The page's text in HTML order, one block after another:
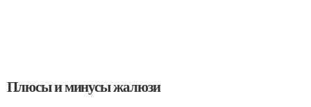
Плюсы и минусы жалюзи